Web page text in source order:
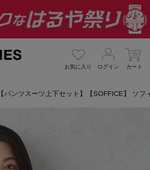
お気に入り ログイン カート
【パンツスーツ上下セット】【SOFFICE】 ソ